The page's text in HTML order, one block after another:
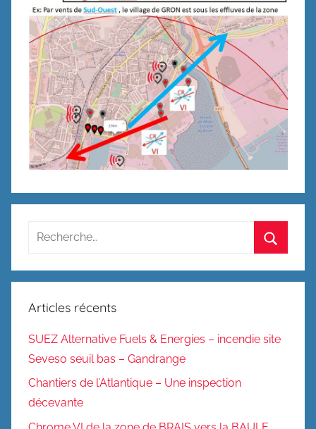
Recherche
:
Articles récents
SUEZ Alternative Fuels & Energies – incendie site
Seveso seuil bas – Gandrange
Chantiers de l’Atlantique – Une inspection
décevante